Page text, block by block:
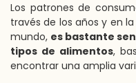
Los patrones de
través de los años y en
mundo, es bastante
tipos de alimentos,
encontrar una amplia